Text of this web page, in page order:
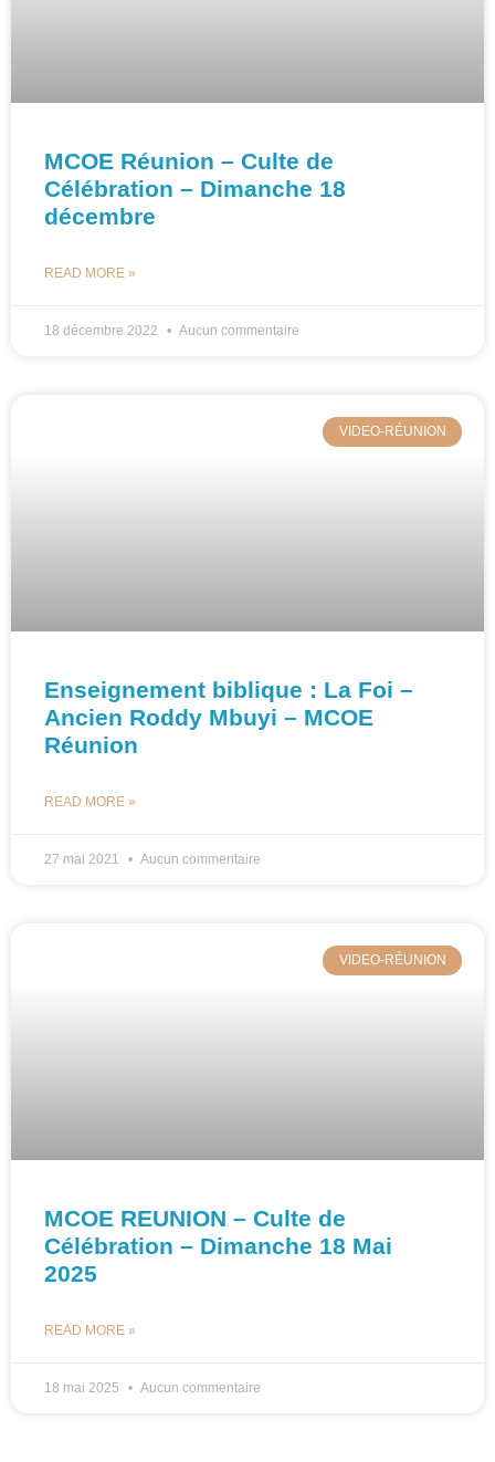
MCOE Réunion – Culte de
Célébration – Dimanche 18
décembre
READ MORE »
18 décembre 2022 Aucun commentaire
VIDEO-RÉUNION
Enseignement biblique : La Foi –
Ancien Roddy Mbuyi – MCOE
Réunion
READ MORE »
27 mai 2021 Aucun commentaire
VIDEO-RÉUNION
MCOE REUNION – Culte de
Célébration – Dimanche 18 Mai
2025
READ MORE »
18 mai 2025 Aucun commentaire